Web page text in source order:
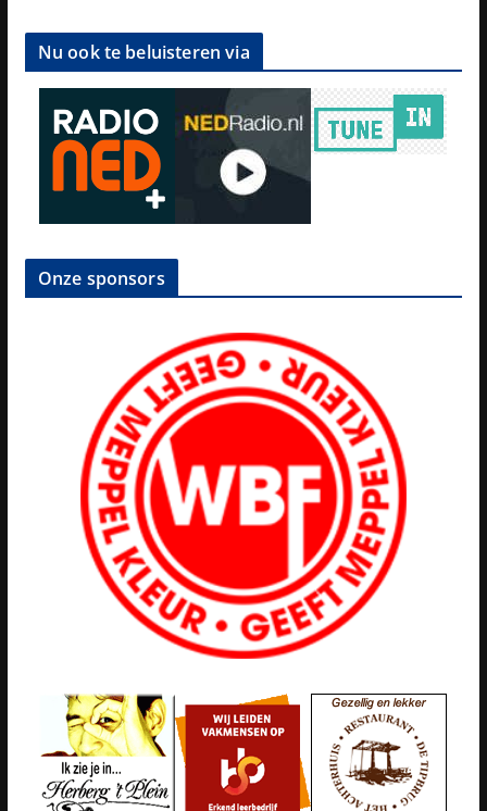
Nu ook te beluisteren via
Onze sponsors